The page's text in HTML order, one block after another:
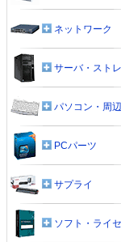
ネットワーク
サーバ・スト
パソコン・周
PCパーツ
サプライ
ソフト・ライ